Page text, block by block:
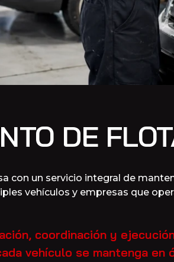
DE
con un servicio integral de
vehículos y empresas que
coordinación y
vehículo se mantenga en